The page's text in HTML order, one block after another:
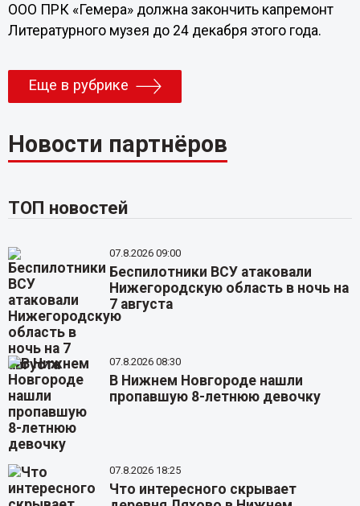
ООО ПРК «Гемера» должна закончить капремонт
Литературного музея до 24 декабря этого года.
Еще в рубрике
Новости партнёров
ТОП новостей
07.8.2026 09:00
Беспилотники ВСУ атаковали
Нижегородскую область в ночь на
7 августа
07.8.2026 08:30
В Нижнем Новгороде нашли
пропавшую 8-летнюю девочку
07.8.2026 18:25
Что интересного скрывает